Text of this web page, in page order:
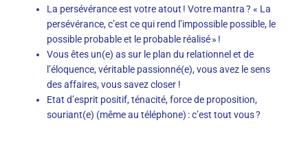
L a persévérance est votre atout ! Votre mantra? « L a
persévérance, c’est ce qui rend l’impossible possible, le
possible probable et le probable réalisé » !
Vous êtes un(e) as sur le plan du relationnelet de
l’éloquence, véritable passionné(e), vousavez le sens
des affaires, vous savez closer !
Etat d’esprit positif, ténacité,force de proposition,
souriant(e) (même au téléphone) : c’est tout vous ?